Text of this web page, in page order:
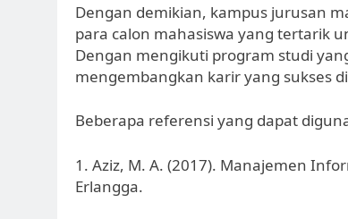
Dengan demikian, kampus jurusan
para calon mahasiswa yang tertarik
Dengan mengikuti program studi
mengembangkan karir yang sukses
Beberapa referensi yang dapat
1. Aziz, M. A. (2017). Manajemen
Erlangga.